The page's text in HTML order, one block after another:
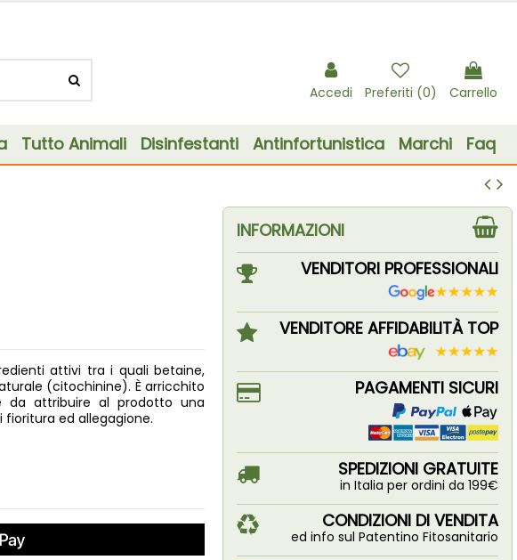
Accedi Preferiti (0) Carrello
Tutto Animali Disinfestanti Antinfortunistica Marchi Faq
attivi tra i quali betaine,
(citochinine). È arricchito
attribuire al prodotto una
ed allegagione.
INFORMAZIONI
VENDITORI PROFESSIONALI
VENDITORE AFFIDABILITÀ TOP
PAGAMENTI SICURI
SPEDIZIONI GRATUITE
in Italia per ordini da 199€
CONDIZIONI DI VENDITA
ed info sul Patentino Fitosanitario